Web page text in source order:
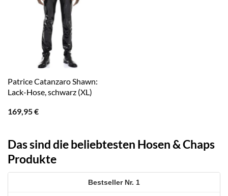
Patrice Catanzaro Shawn:
Lack-Hose, schwarz (XL)
169,95€
Das sind die beliebtesten Hosen & Chaps
Produkte
1